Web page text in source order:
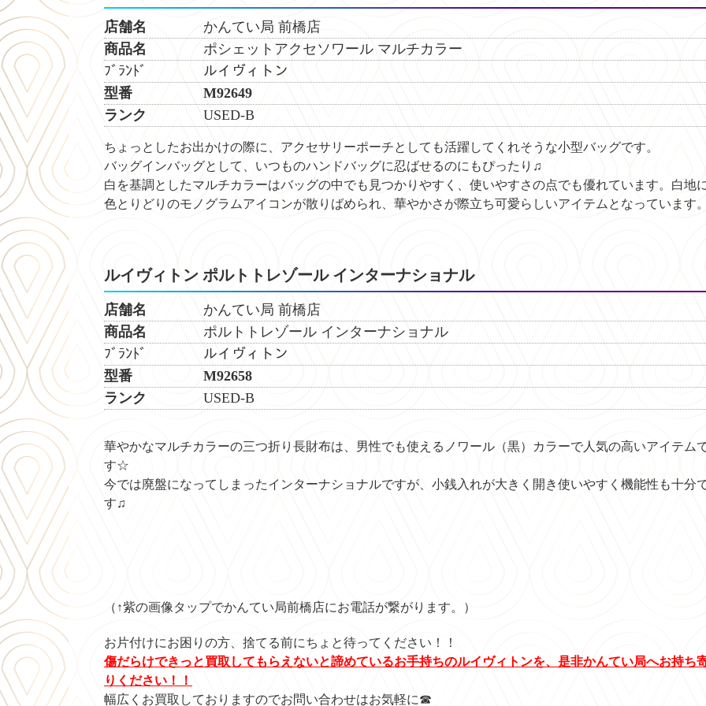
店舗名 かんてい局 前橋店
商品名 ポシェットアクセソワール マルチカラー
ﾌﾞﾗﾝﾄﾞ ルイヴィトン
型番 M92649
ランク USED-B
ちょっとしたお出かけの際に、アクセサリーポーチとしても活躍してくれそうな小型バッグです。
バッグインバッグとして、いつものハンドバッグに忍ばせるのにもぴったり♫
白を基調としたマルチカラーはバッグの中でも見つかりやすく、使いやすさの点でも優れています。白地
色とりどりのモノグラムアイコンが散りばめられ、華やかさが際立ち可愛らしいアイテムとなっています
ルイヴィトン ポルトトレゾール インターナショナル
店舗名 かんてい局 前橋店
商品名 ポルトトレゾール インターナショナル
ﾌﾞﾗﾝﾄﾞ ルイヴィトン
型番 M92658
ランク USED-B
華やかなマルチカラーの三つ折り長財布は、男性でも使えるノワール（黒）カラーで人気の高いアイテム
す☆
今では廃盤になってしまったインターナショナルですが、小銭入れが大きく開き使いやすく機能性も十分
す♫
（↑紫の画像タップでかんてい局前橋店にお電話が繋がります。）
お片付けにお困りの方、捨てる前にちょと待ってください！！
傷だらけできっと買取してもらえないと諦めているお手持ちのルイヴィトンを、是非かんてい局へお持ち
りください！！
幅広くお買取しておりますのでお問い合わせはお気軽に☎